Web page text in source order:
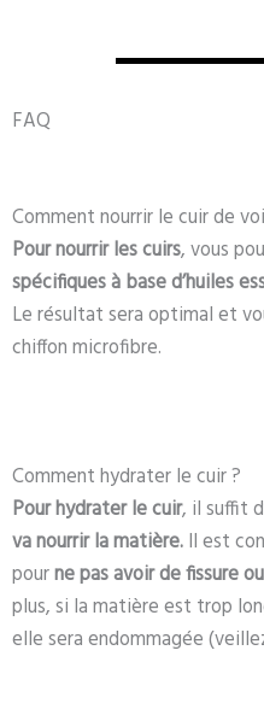
FAQ
Comment nourrir le cuir de
Pour nourrir les cuirs, vous
spécifiques à base d’huiles
Le résultat sera optimal et
chiffon microfibre.
Comment hydrater le cuir ?
Pour hydrater le cuir, il suffit
va nourrir la matière.Il est
pourne pas avoir de fissure
plus, si la matière est trop
elle sera endommagée